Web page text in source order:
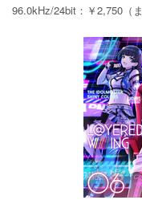
96.0kHz/24bit：￥2,750（